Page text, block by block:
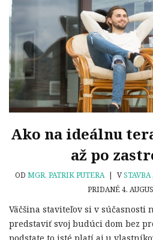
Ako na ideálnu
až po
OD MGR. PATRIK PUTERA | VSTAVBA,
PRIDANÉ 4.
Väčšina staviteľov si v súčasnosti
predstaviť svoj budúci dom bez